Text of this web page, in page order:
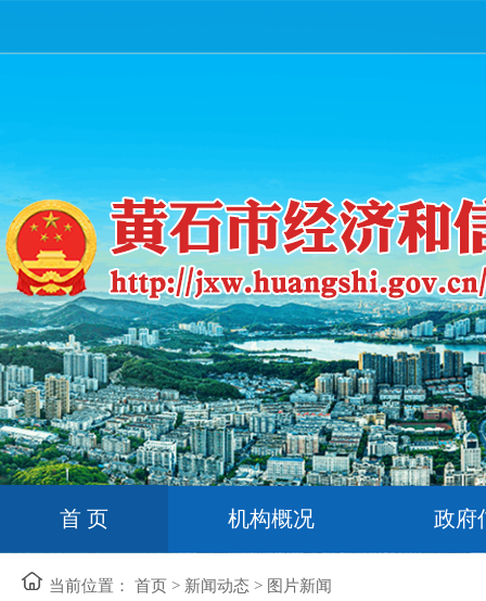
首 页 机构概况 政府
当前位置： 首页 > 新闻动态 > 图片新闻